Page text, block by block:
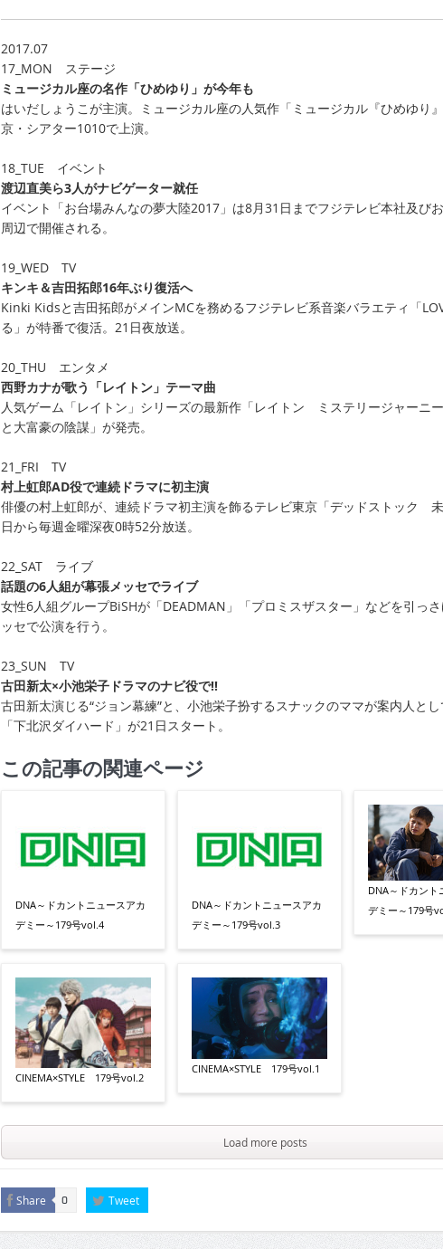
2017.07
17_MON ステージ
ミュージカル座の名作「ひめゆり」が今年も
はいだしょうこが主演。ミュージカル座の人気作「ミュージカル『ひめゆり
京・シアター1010で上演。
18_TUE イベント
渡辺直美ら3人がナビゲーター就任
イベント「お台場みんなの夢大陸2017」は8月31日までフジテレビ本社及び
周辺で開催される。
19_WED TV
キンキ＆吉田拓郎16年ぶり復活へ
Kinki Kidsと吉田拓郎がメインMCを務めるフジテレビ系音楽バラエティ「
る」が特番で復活。21日夜放送。
20_THU エンタメ
西野カナが歌う「レイトン」テーマ曲
人気ゲーム「レイトン」シリーズの最新作「レイトン ミステリージャーニ
と大富豪の陰謀」が発売。
21_FRI TV
村上虹郎AD役で連続ドラマに初主演
俳優の村上虹郎が、連続ドラマ初主演を飾るテレビ東京「デッドストック
日から毎週金曜深夜0時52分放送。
22_SAT ライブ
話題の6人組が幕張メッセでライブ
女性6人組グループBiSHが「DEADMAN」「プロミスザスター」などを引っ
ッセで公演を行う。
23_SUN TV
古田新太×小池栄子ドラマのナビ役で!!
古田新太演じる“ジョン幕練”と、小池栄子扮するスナックのママが案内人と
「下北沢ダイハード」が21日スタート。
この記事の関連ページ
DNA～ドカントニュースアカ
デミー～179号vol.4
CINEMA×STYLE 179号vol.2
DNA～ドカントニュースアカ
デミー～179号vol.3
CINEMA×STYLE 179号vol.1
DNA～ドカント
デミー～179号
Load more posts
Share 0 Tweet